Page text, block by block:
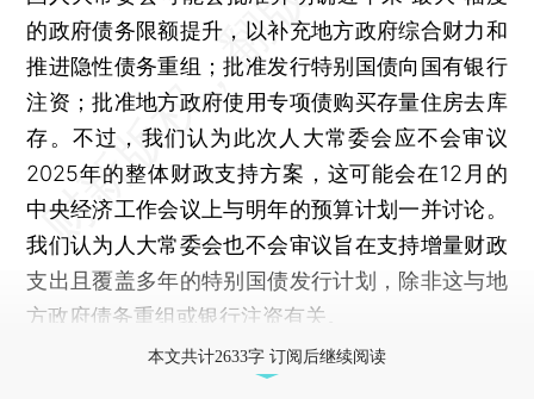
的政府债务限额提升，以补充地方政府综合财力和
推进隐性债务重组；批准发行特别国债向国有银行
注资；批准地方政府使用专项债购买存量住房去库
存。不过，我们认为此次人大常委会应不会审议
2025年的整体财政支持方案，这可能会在12月的
中央经济工作会议上与明年的预算计划一并讨论。
我们认为人大常委会也不会审议旨在支持增量财政
支出且覆盖多年的特别国债发行计划，除非这与地
方政府债务重组或银行注资有关。
本文共计2633字 订阅后继续阅读